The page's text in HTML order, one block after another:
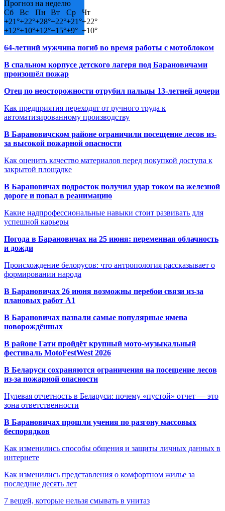
Прогноз на неделю
Сб
Вс Пн Вт Ср
Чт
+21°+22°+28°+22°+21°+22°
+12°+10°+12°+15°+9° +10°
64-летний мужчина погиб во время работы с мотоблоком
В спальном корпусе детского лагеря под Барановичами
произошёл пожар
Отец по неосторожности отрубил пальцы 13-летней дочери
Как предприятия переходят от ручного труда к
автоматизированному производству
В Барановичском районе ограничили посещение лесов из-
за высокой пожарной опасности
Как оценить качество материалов перед покупкой доступа к
закрытой площадке
В Барановичах подросток получил удар током на железной
дороге и попал в реанимацию
Какие надпрофессиональные навыки стоит развивать для
успешной карьеры
Погода в Барановичах на 25 июня: переменная облачность
и дожди
Происхождение белорусов: что антропология рассказывает о
формировании народа
В Барановичах 26 июня возможны перебои связи из-за
плановых работ A1
В Барановичах назвали самые популярные имена
новорождённых
В районе Гати пройдёт крупный мото-музыкальный
фестиваль MotoFestWest 2026
В Беларуси сохраняются ограничения на посещение лесов
из-за пожарной опасности
Нулевая отчетность в Беларуси: почему «пустой» отчет — это
зона ответственности
В Барановичах прошли учения по разгону массовых
беспорядков
Как изменились способы общения и защиты личных данных в
интернете
Как изменились представления о комфортном жилье за
последние десять лет
7 вещей, которые нельзя смывать в унитаз